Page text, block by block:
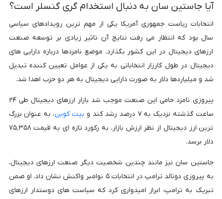
آیا جاستین سان به دنبال استخدام گری گنسلر است؟
انتخابات ریاست جمهوری آمریکا یکی از مهم ترین رویدادهای سیاسی
سال بود که انتظار می رفت نتایج آن تاثیر زیادی بر توسعه صنعت
ارزهای دیجیتال در این کشور بگذارد. موضع نامزدها درباره دارایی های
دیجیتال در طول کارزار انتخاباتی به یکی از عوامل تعیین کننده تبدیل
شد و میلیاردها دلار به صورت دارایی دیجیتال به هر دو حزب اهدا شد.
پیروزی نامزد حامی این صنعت موجب شد بازار ارزهای دیجیتال طی ۲۴
ساعت گذشته نزدیک به ۷ درصد رشد کند و
بیت کوین، به عنوان بزرگ
ترین ارز دیجیتال از نظر ارزش بازار، به رکورد تازه ای به قیمت ۷۵٬۳۵۸
دلار برسد.
جاستین سان نیز مانند چندین شخصیت دیگر صنعت ارزهای دیجیتال،
به پیروزی دونالد ترامپ در انتخابات ۵ نوامبر واکنش نشان داد. او ضمن
تبریک به ترامپ، ابراز امیدواری کرد که سیاست های دوستدار ارزهای